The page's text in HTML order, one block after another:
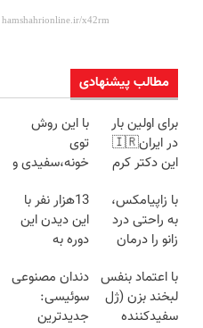
مطالب پیشنهادی
برای اولین بار
در ایران🇮🇷
این دکتر کرم
روزه ساخت!
با این روش
توی
خونه،سفیدی و
برگردون
(40%off)
با زاپیامکس،
به راحتی درد
زانو را درمان
13هزار نفر با
این دیدن این
دوره به
رسیدن |
ثبت‌‌نام رایگان
با اعتماد بنفس
لبخند بزن (ژل
سفیدکننده
دندان مصنوعی
سوئیسی:
جدیدترین